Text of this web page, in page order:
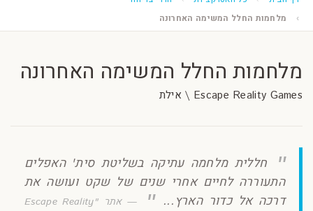
מלחמות החלל המשימה האחרונה
מלחמות החלל המשימה האחרונה
Escape Reality Games \ אילת
חללית מלחמה עתיקה בשליטת סית' האפלים
התעוררה לחיים אחרי שנים של שקט ועושה את
דרכה אל כדור הארץ...
אתר "Escape Reality